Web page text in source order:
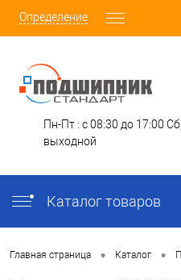
Определение
Пн-Пт : с 08:30 до 17:00
выходной
Каталог товаров
Главная страница • Каталог •